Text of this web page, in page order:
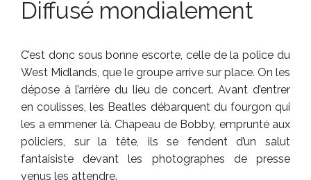
Diffusé mondialement
C’est donc sous bonne escorte, celle de la police du
West Midlands, que le groupe arrive sur place. On les
dépose à l’arrière du lieu de concert. Avant d’entrer
en coulisses, les Beatles débarquent du fourgon qui
les a emmener là. Chapeau de Bobby, emprunté aux
policiers, sur la tête, ils se fendent d’un salut
fantaisiste devant les photographes de presse
venus les attendre.